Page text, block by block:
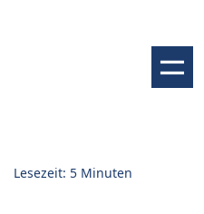
Lesezeit: 5 Minuten